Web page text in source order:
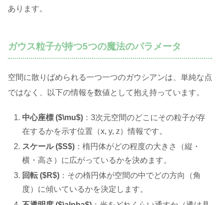
あります。
ガウス粒子が持つ5つの魔法のパラメータ
空間に散りばめられる一つ一つのガウシアンは、単純な点
ではなく、以下の情報を数値として抱え持っています。
中心座標 ($\mu$) ：3次元空間のどこにその粒子が存
在するかを示す位置（x, y, z）情報です。
スケール ($S$) ：楕円体がどの程度の大きさ（縦・
横・高さ）に広がっているかを決めます。
回転 ($R$) ：その楕円体が空間の中でどの方向（角
度）に傾いているかを決定します。